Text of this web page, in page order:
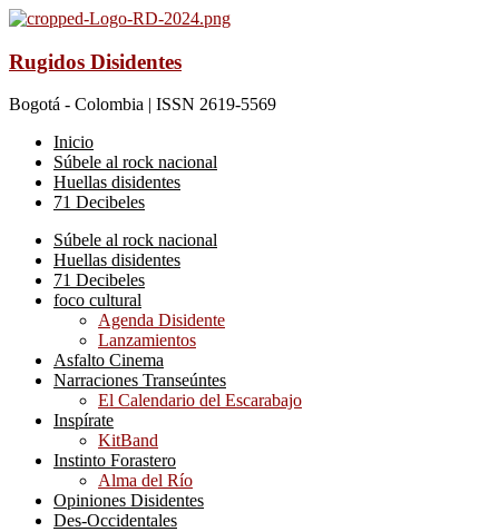
Rugidos Disidentes
Bogotá - Colombia | ISSN 2619-5569
Inicio
Súbele al rock nacional
Huellas disidentes
71 Decibeles
Súbele al rock nacional
Huellas disidentes
71 Decibeles
foco cultural
Agenda Disidente
Lanzamientos
Asfalto Cinema
Narraciones Transeúntes
El Calendario del Escarabajo
Inspírate
KitBand
Instinto Forastero
Alma del Río
Opiniones Disidentes
Des-Occidentales